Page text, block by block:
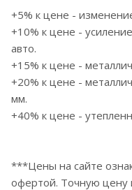
+5% к цене -
+10% к цене -
авто.
+15% к цене -
+20% к цене -
мм.
+40% к цене -
***Цены на сайте
офертой. Точную цену